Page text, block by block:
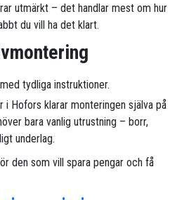
utmärkt – det handlar mest om hur
du vill ha det klart.
tydliga instruktioner.
i Hofors klarar monteringen själva på
bara vanlig utrustning – borr,
underlag.
den som vill spara pengar och få